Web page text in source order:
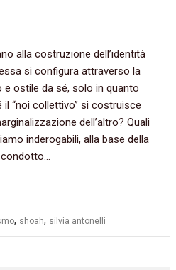
alla costruzione dell’identità
si configura attraverso la
e ostile da sé,‭ ‬solo in quanto
“‬noi collettivo‭” ‬si costruisce
dell’altro‭? ‬Quali
inderogabili,‭ ‬alla base della
, shoah, silvia antonelli